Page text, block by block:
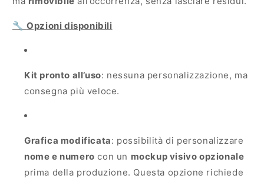
🔧Opzioni disponibili
Kit pronto all’uso: nessuna personalizzazione, ma
consegna più veloce.
Grafica modificata: possibilità di personalizzare
nome e numero con un mockup visivo opzionale
prima della produzione. Questa opzione richiede